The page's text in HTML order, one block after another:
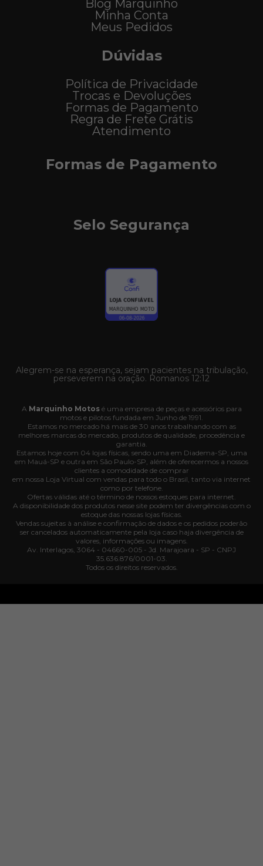
Blog Marquinho
Minha Conta
Meus Pedidos
Dúvidas
Política de Privacidade
Trocas e Devoluções
Formas de Pagamento
Regra de Frete Grátis
Atendimento
Formas de Pagamento
Selo Segurança
Alegrem-se na esperança, sejam pacientes na tribulação,
perseverem na oração. Romanos 12:12
A Marquinho Motosé uma empresa de peças e acessórios para
motos e pilotos fundada em Junho de 1991.
Estamos no mercado há mais de 30 anos trabalhando com as
melhores marcas do mercado, produtos de qualidade, procedência e
garantia.
Estamos hoje com 04 lojas físicas, sendo uma em Diadema-SP, uma
em Mauá-SP e outra em São Paulo-SP, além de oferecermos a nossos
clientes a comodidade de comprar
em nossa Loja Virtual com vendas para todo o Brasil, tanto via internet
como por telefone.
Ofertas válidas até o término de nossos estoques para internet.
A disponibilidade dos produtos nesse site podem ter divergências com o
estoque das nossas lojas físicas.
Vendas sujeitas à análise e confirmação de dados e os pedidos poderão
ser cancelados automaticamente pela loja caso haja divergência de
valores, informações ou imagens.
Av. Interlagos, 3064 - 04660-005 - Jd. Marajoara - SP - CNPJ
35.636.876/0001-03.
Todos os direitos reservados.